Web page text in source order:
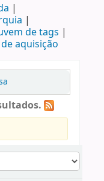
de tags
aquisição